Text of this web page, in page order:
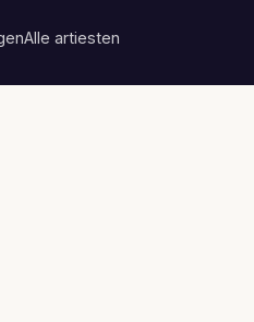
Alle artiesten